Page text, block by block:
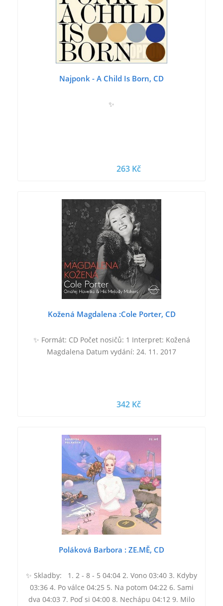
Najponk - A Child Is Born, CD
✨
263 Kč
Kožená Magdalena :Cole Porter, CD
✨ Formát: CD Počet nosičů: 1 Interpret: Kožená
Magdalena Datum vydání: 24. 11. 2017
342 Kč
Poláková Barbora : ZE.MĚ, CD
✨ Skladby: 1. 2 - 8 - 5 04:04 2. Vono 03:40 3. Kdyby
03:36 4. Po válce 04:25 5. Na potom 04:22 6. Sami
dva 04:03 7. Poď si 04:00 8. Nechápu 04:12 9. Milo